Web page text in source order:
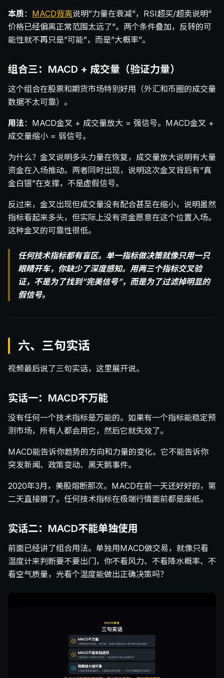
本质： MACD背离说明”力量在衰减”，RSI超买/超卖说明”
价格已经偏离正常范围太远了”。两个条件叠加，反转的可
能性就不再只是”可能”，而是”大概率”。
组合三：MACD + 成交量（验证力量）
这个组合在股票和期货市场特别好用（外汇和币圈的成交量
数据不太可靠）。
用法：MACD金叉 + 成交量放大 = 强信号。MACD金叉 +
成交量缩小 = 弱信号。
为什么？金叉说明多头力量在恢复，成交量放大说明有大量
资金在入场推动。两者同时出现，说明这次金叉背后有”真
金白银”在支撑，不是虚假信号。
反过来，金叉出现但成交量没有配合甚至在缩小，说明虽然
指标看起来多头，但实际上没有资金愿意在这个位置入场。
这种金叉的可靠性很低。
任何技术指标都有盲区。单一指标做决策就像只用一只
眼睛开车，你缺少了深度感知。用两三个指标交叉验
证，不是为了找到”完美信号”，而是为了过滤掉明显的
假信号。
六、三句实话
视频最后说了三句实话，这里展开说。
实话一：MACD不万能
没有任何一个技术指标是万能的。如果有一个指标能稳定预
测市场，所有人都会用它，然后它就失效了。
MACD能告诉你趋势的方向和力量的变化。它不能告诉你
突发新闻、政策变动、黑天鹅事件。
2020年3月，美股熔断那次。MACD在前一天还好好的，第
二天直接崩了。任何技术指标在极端行情面前都是废纸。
实话二：MACD不能单独使用
前面已经讲了组合用法。单独用MACD做交易，就像只看
温度计来判断要不要出门，你不看风力、不看降水概率、不
看空气质量，光看个温度能做出正确决策吗？